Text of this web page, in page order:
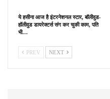
ये हसीना आज है इंटरनेशनल स्टार, बॉलीवुड-
हॉलीवुड डायरेक्टर्स संग कर चुकी काम, पति
भी…
PREV NEXT